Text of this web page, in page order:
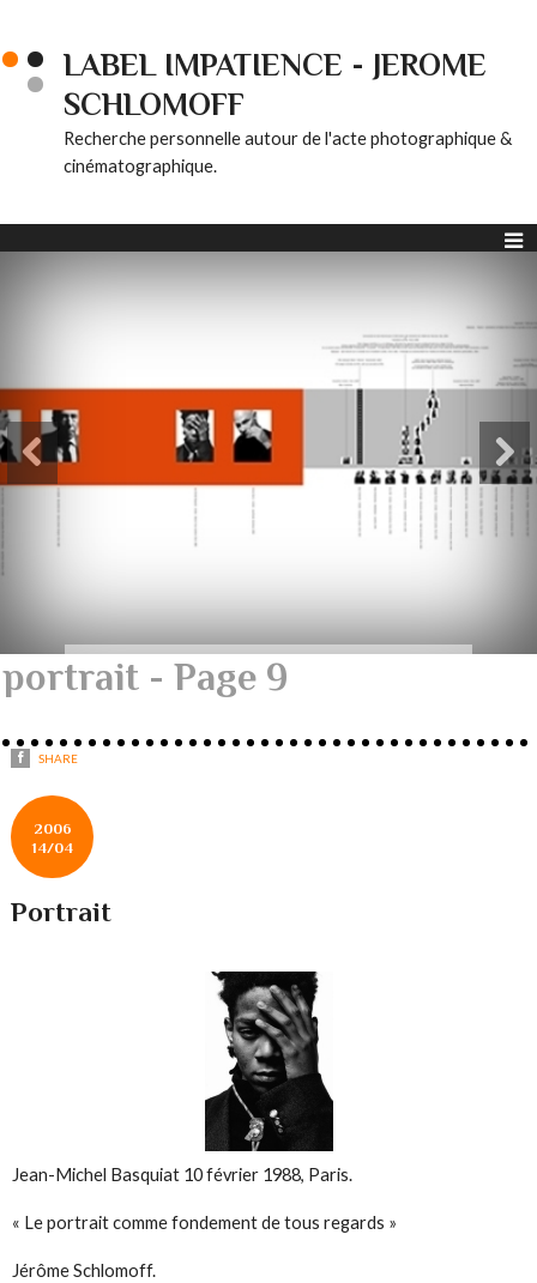
LABEL IMPATIENCE - JEROME
SCHLOMOFF
Recherche personnelle autour de l'acte photographique &
cinématographique.
portrait - Page 9
SHARE
2006
14/04
Portrait
Jean-Michel Basquiat 10 février 1988, Paris.
« Le portrait comme fondement de tous regards »
Jérôme Schlomoff.